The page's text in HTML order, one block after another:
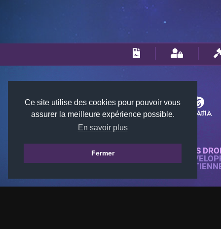
Ce site utilise des cookies pour pouvoir vous
assurer la meilleure expérience possible.
En savoir plus
Fermer
© 2018-2026 KTARENA. TOUS
SITE WEB ENTIÈREMENT
TOUTES LES IMAGES